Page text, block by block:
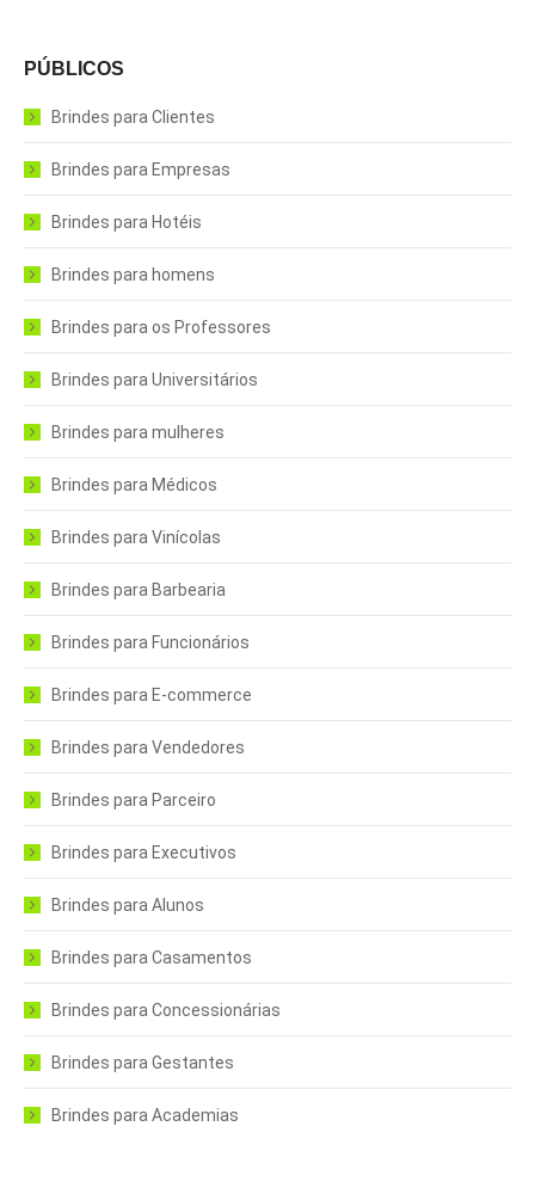
PÚBLICOS
Brindes para Clientes
Brindes para Empresas
Brindes para Hotéis
Brindes para homens
Brindes para os Professores
Brindes para Universitários
Brindes para mulheres
Brindes para Médicos
Brindes para Vinícolas
Brindes para Barbearia
Brindes para Funcionários
Brindes para E-commerce
Brindes para Vendedores
Brindes para Parceiro
Brindes para Executivos
Brindes para Alunos
Brindes para Casamentos
Brindes para Concessionárias
Brindes para Gestantes
Brindes para Academias